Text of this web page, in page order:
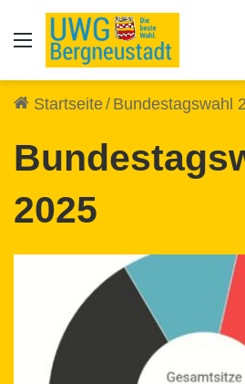
Auswahl
Startseite/ Bundestagswahl
2025